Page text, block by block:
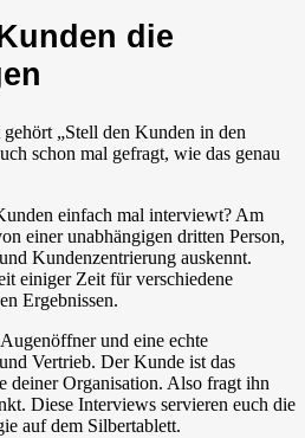
die
„Stell den Kunden in den
schon mal gefragt, wie das genau
einfach mal interviewt? Am
einer unabhängigen dritten Person,
Kundenzentrierung auskennt.
einiger Zeit für verschiedene
Ergebnissen.
und eine echte
Vertrieb. Der Kunde ist das
deiner Organisation. Also fragt ihn
Diese Interviews servieren euch die
auf dem Silbertablett.